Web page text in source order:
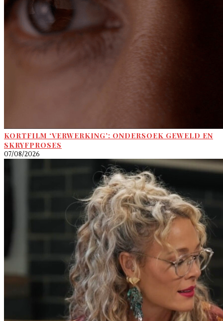
KORTFILM ‘VERWERKING’: ONDERSOEK GEWELD EN
SKRYFPROSES
07/08/2026